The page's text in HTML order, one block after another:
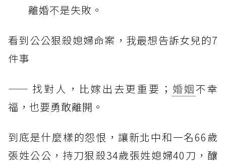
離婚不是失敗。
看到公公狠殺媳婦命案，我最想告訴女兒的7
件事
—— 找對人，比嫁出去更重要； 婚姻不幸
福，也要勇敢離開。
到底是什麼樣的怨恨，讓新北中和一名66歲
張姓公公，持刀狠殺34歲張姓媳婦40刀，釀